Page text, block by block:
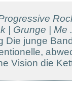
| Grunge | Me
Die junge
Vision die